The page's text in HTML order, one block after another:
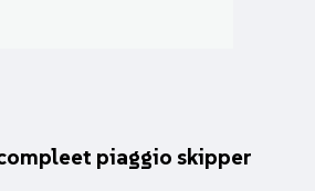
piaggio skipper